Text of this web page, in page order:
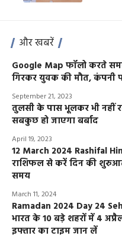
और खबरें
Google Map फॉलो करते
गिरकर युवक की मौत, कंपनी
September 21, 2023
तुलसी के पास भूलकर भी नहीं
सबकुछ हो जाएगा बर्बाद
April 19, 2023
12 March 2024 Rashifal
राशिफल से करें दिन की
समय
March 11, 2024
Ramadan 2024 Day 24
भारत के 10 बड़े शहरों में 4
इफ्तार का टाइम जान लें